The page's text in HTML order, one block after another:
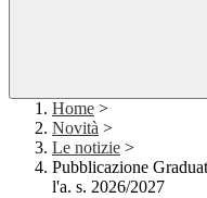
Home >
Novità >
Le notizie >
Pubblicazione
l'a. s. 2026/2027